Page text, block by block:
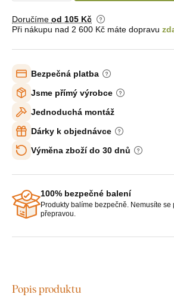
Doručíme od 105 Kč
Při nákupu nad 2 600 Kč máte dopravu
Bezpečná platba
Jsme přímý výrobce
Jednoduchá montáž
Dárky k objednávce
Výměna zboží do 30 dnů
100% bezpečné balení
Produkty balíme bezpečně. Nemusíte
přepravou.
Popis produktu